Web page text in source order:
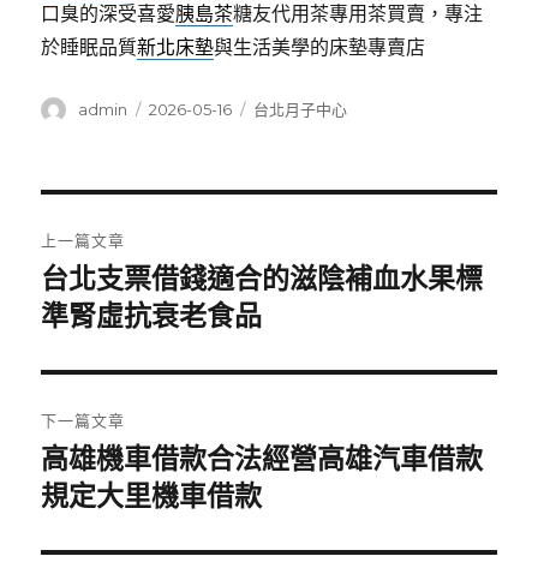
口臭的深受喜愛胰島茶糖友代用茶專用茶買賣，專注
於睡眠品質新北床墊與生活美學的床墊專賣店
作
admin
發
2026-05-16
分
台北月子中心
章
導
覽
上一篇文章
上
一
文
章:
台北支票借錢適合的滋陰補血水果標
準腎虛抗衰老食品
下一篇文章
下
一
文
高雄機車借款合法經營高雄汽車借款
規定大里機車借款